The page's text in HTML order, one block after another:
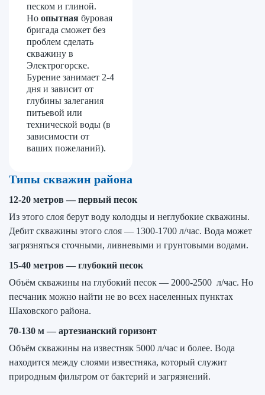
песком и глиной.
Но опытная буровая
бригада сможет без
проблем сделать
скважину в
Электрогорске.
Бурение занимает 2-4
дня и зависит от
глубины залегания
питьевой или
технической воды (в
зависимости от
ваших пожеланий).
Типы скважин района
12-20 метров —первый песок
Из этого слоя берут воду колодцы и неглубокие скважины.
Дебит скважины этого слоя — 1300-1700 л/час. Вода может
загрязняться сточными, ливневыми и грунтовыми водами.
15-40 метров —глубокий песок
Объём скважины на глубокий песок — 2000-2500 л/час. Но
песчаник можно найти не во всех населенных пунктах
Шаховского района.
70-130 м—артезианский горизонт
Объём скважины на известняк 5000 л/час и более. Вода
находится между слоями известняка, который служит
природным фильтром от бактерий и загрязнений.